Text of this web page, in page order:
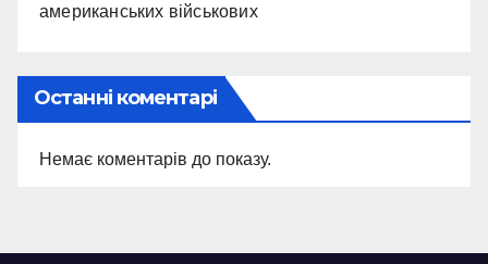
американських військових
Останні коментарі
Немає коментарів до показу.